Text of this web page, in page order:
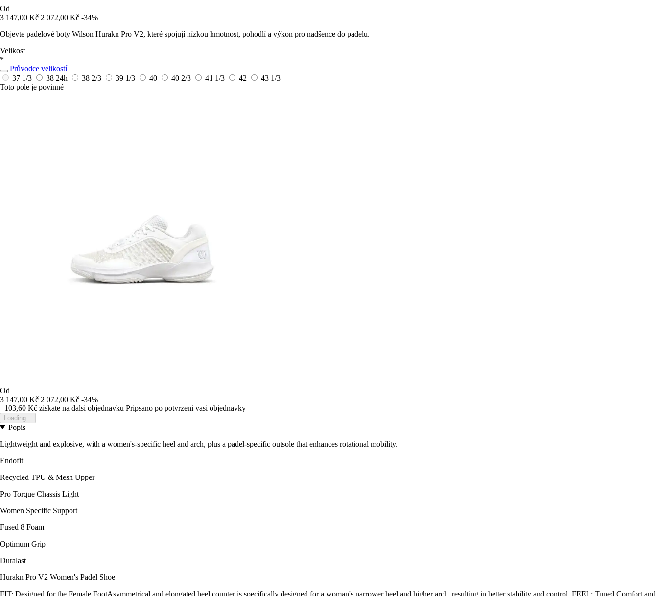
Od
3 147,00 Kč 2 072,00 Kč -34%
Objevte padelové boty Wilson Hurakn Pro V2, které spojují nízkou hmotnost, pohodlí a výkon pro nadšence do padelu.
Velikost
*
Průvodce velikostí
37 1/3
38 24h 38 2/3 39 1/3 40 40 2/3 41 1/3 42
43 1/3
Toto pole je povinné
Od
3 147,00 Kč 2 072,00 Kč -34%
+103,60 Kč ziskate na dalsi objednavku Pripsano po potvrzeni vasi objednavky
Loading...
Popis
Lightweight and explosive, with a women's-specific heel and arch, plus a padel-specific outsole that enhances rotational mobility.
Endofit
Recycled TPU & Mesh Upper
Pro Torque Chassis Light
Women Specific Support
Fused 8 Foam
Optimum Grip
Duralast
Hurakn Pro V2 Women's Padel Shoe
FIT: Designed for the Female FootAsymmetrical and elongated heel counter is specifically designed for a woman's narrower heel and higher arch, resulting in better stability and control. FEEL: Tuned Comfort and